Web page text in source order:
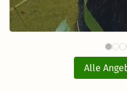
Tiergarten
mit
Alle